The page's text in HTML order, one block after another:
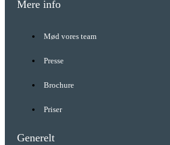
Mere info
Mød vores team
Presse
Brochure
Priser
Generelt